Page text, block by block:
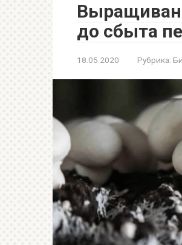
до сбыта
18.05.2020 Рубрика: